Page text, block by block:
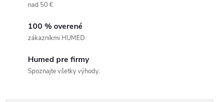
nad 50 €
100 % overené
zákazníkmi HUMED
Humed pre firmy
Spoznajte všetky výhody.